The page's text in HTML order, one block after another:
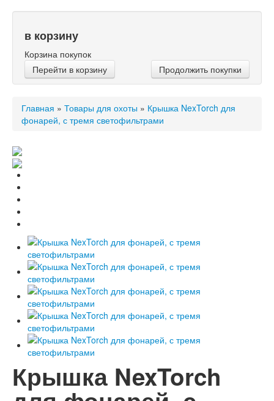
в корзину
Корзина покупок
Перейти в корзину
Продолжить покупки
Главная » Товары для охоты » Крышка NexTorch для
фонарей, с тремя светофильтрами
Крышка NexTorch